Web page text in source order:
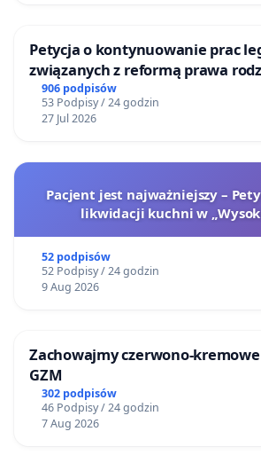
Petycja o kontynuowanie prac
związanych z reformą prawa
906 podpisów
53 Podpisy / 24 godzin
27 Jul 2026
Pacjent jest najważniejszy –
likwidacji kuchni w
52 podpisów
52 Podpisy / 24 godzin
9 Aug 2026
Zachowajmy czerwono-
GZM
302 podpisów
46 Podpisy / 24 godzin
7 Aug 2026